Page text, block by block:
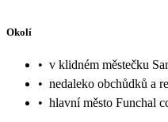
Okolí
• v klidném městečku
• nedaleko obchůdků a
• hlavní město Funchal